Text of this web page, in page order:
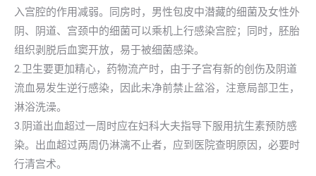
入宫腔的作用减弱。同房时，男性包皮中潜藏的细菌及女性外
阴、阴道、宫颈中的细菌可以乘机上行感染宫腔；同时，胚胎
组织剥脱后血窦开放，易于被细菌感染。
2.卫生要更加精心，药物流产时，由于子宫有新的创伤及阴道
流血易发生逆行感染，因此未净前禁止盆浴，注意局部卫生，
淋浴洗澡。
3.阴道出血超过一周时应在妇科大夫指导下服用抗生素预防感
染。出血超过两周仍淋漓不止者，应到医院查明原因，必要时
行清宫术。